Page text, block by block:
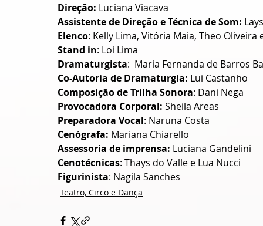
Direção: Luciana Viacava
Assistente de Direção e Técnica de Som:
Elenco: Kelly Lima, Vitória Maia, Theo Oliveira
Stand in: Loi Lima
Dramaturgista:  Maria Fernanda de Barros
Co-Autoria de Dramaturgia: Lui Castanho
Composição de Trilha Sonora: Dani Nega
Provocadora Corporal: Sheila Areas
Preparadora Vocal: Naruna Costa
Cenógrafa: Mariana Chiarello
Assessoria de imprensa: Luciana Gandelini
Cenotécnicas: Thays do Valle e Lua Nucci
Figurinista: Nagila Sanches
Teatro, Circo e Dança